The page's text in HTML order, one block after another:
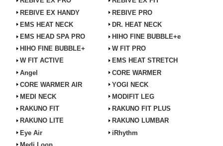
REBIVE EX HANDY
REBIVE PRO
EMS HEAT NECK
DR. HEAT NECK
EMS HEAD SPA PRO
HIHO FINE BUBBLE+e
HIHO FINE BUBBLE+
W FIT PRO
W FIT ACTIVE
EMS HEAT STRETCH
Angel
CORE WARMER
CORE WARMER AIR
YOGI NECK
MEDI NECK
MODIFIT LEG
RAKUNO FIT
RAKUNO FIT PLUS
RAKUNO LITE
RAKUNO LUMBAR
Eye Air
iRhythm